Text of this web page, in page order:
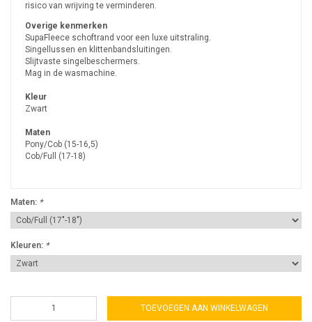
risico van wrijving te verminderen.
Overige kenmerken
SupaFleece schoftrand voor een luxe uitstraling.
Singellussen en klittenbandsluitingen.
Slijtvaste singelbeschermers.
Mag in de wasmachine.
Kleur
Zwart
Maten
Pony/Cob (15-16,5)
Cob/Full (17-18)
Maten: *
Kleuren: *
TOEVOEGEN AAN WINKELWAGEN